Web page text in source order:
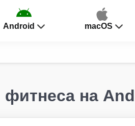
Android macOS
на